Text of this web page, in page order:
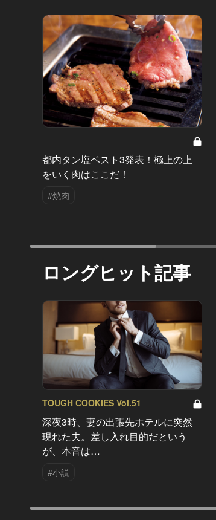
都内タン塩ベスト3発表！極上の上
をいく肉はここだ！
#焼肉
ロングヒット記事
TOUGH COOKIES Vol.51
深夜3時、妻の出張先ホテルに突然
現れた夫。差し入れ目的だという
が、本音は…
#小説